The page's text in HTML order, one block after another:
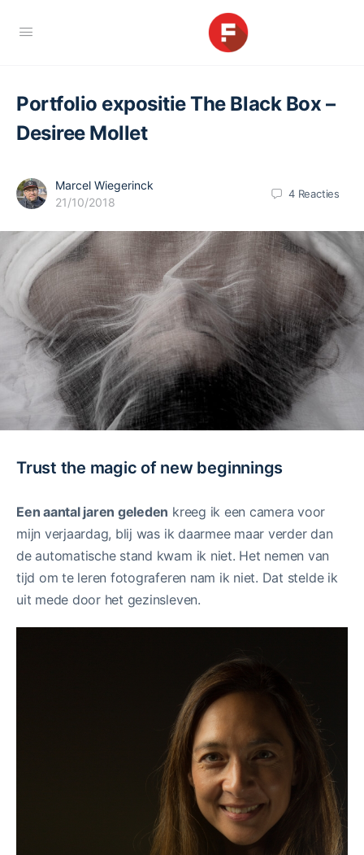
Portfolio expositie The Black Box –
Desiree Mollet
Marcel Wiegerinck
21/10/2018
4 Reacties
Trust the magic of new beginnings
Een aantal jaren geleden kreeg ik een camera voor
mijn verjaardag, blij was ik daarmee maar verder dan
de automatische stand kwam ik niet. Het nemen van
tijd om te leren fotograferen nam ik niet. Dat stelde ik
uit mede door het gezinsleven.